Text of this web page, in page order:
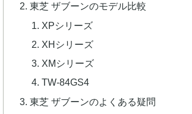
東芝 ザブーンのモデル比較
XPシリーズ
XHシリーズ
XMシリーズ
TW-84GS4
東芝 ザブーンのよくある疑問